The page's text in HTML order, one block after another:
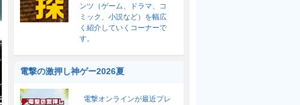
ンツ（ゲーム、ドラマ、コ
ミック、小説など）を幅広
く紹介していくコーナーで
す。
電撃の激押し神ゲー2026夏
電撃オンラインが最近プレ